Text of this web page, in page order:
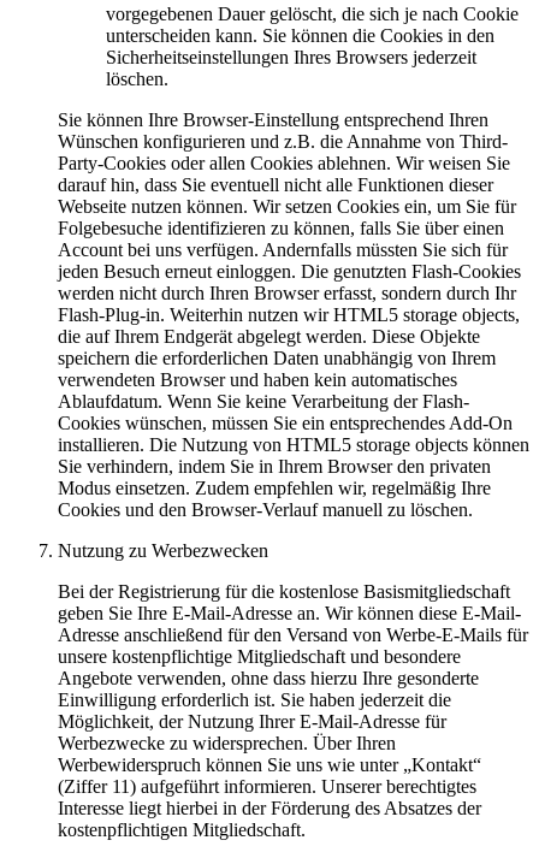
vorgegebenen Dauer gelöscht, die sich je nach Cookie
unterscheiden kann. Sie können die Cookies in den
Sicherheitseinstellungen Ihres Browsers jederzeit
löschen.
Sie können Ihre Browser-Einstellung entsprechend Ihren
Wünschen konfigurieren und z.B. die Annahme von Third-
Party-Cookies oder allen Cookies ablehnen. Wir weisen Sie
darauf hin, dass Sie eventuell nicht alle Funktionen dieser
Webseite nutzen können. Wir setzen Cookies ein, um Sie für
Folgebesuche identifizieren zu können, falls Sie über einen
Account bei uns verfügen. Andernfalls müssten Sie sich für
jeden Besuch erneut einloggen. Die genutzten Flash-Cookies
werden nicht durch Ihren Browser erfasst, sondern durch Ihr
Flash-Plug-in. Weiterhin nutzen wir HTML5 storage objects,
die auf Ihrem Endgerät abgelegt werden. Diese Objekte
speichern die erforderlichen Daten unabhängig von Ihrem
verwendeten Browser und haben kein automatisches
Ablaufdatum. Wenn Sie keine Verarbeitung der Flash-
Cookies wünschen, müssen Sie ein entsprechendes Add-On
installieren. Die Nutzung von HTML5 storage objects können
Sie verhindern, indem Sie in Ihrem Browser den privaten
Modus einsetzen. Zudem empfehlen wir, regelmäßig Ihre
Cookies und den Browser-Verlauf manuell zu löschen.
Nutzung zu Werbezwecken
Bei der Registrierung für die kostenlose Basismitgliedschaft
geben Sie Ihre E-Mail-Adresse an. Wir können diese E-Mail-
Adresse anschließend für den Versand von Werbe-E-Mails für
unsere kostenpflichtige Mitgliedschaft und besondere
Angebote verwenden, ohne dass hierzu Ihre gesonderte
Einwilligung erforderlich ist. Sie haben jederzeit die
Möglichkeit, der Nutzung Ihrer E-Mail-Adresse für
Werbezwecke zu widersprechen. Über Ihren
Werbewiderspruch können Sie uns wie unter „Kontakt“
(Ziffer 11) aufgeführt informieren. Unserer berechtigtes
Interesse liegt hierbei in der Förderung des Absatzes der
kostenpflichtigen Mitgliedschaft.